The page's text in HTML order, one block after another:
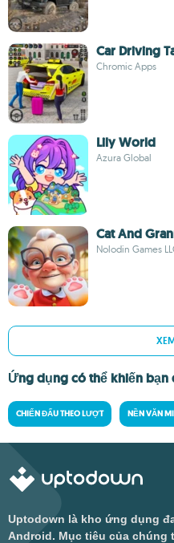
Car Driving
Chromic Apps
Lily World
Azura Global
Cat And
Nolodin Games
Ứng dụng có thể khiến bạn
CHIẾN ĐẤU THEO LƯỢT NỀN VĂN
Uptodown là kho ứng dụng
Android. Mục tiêu của chúng